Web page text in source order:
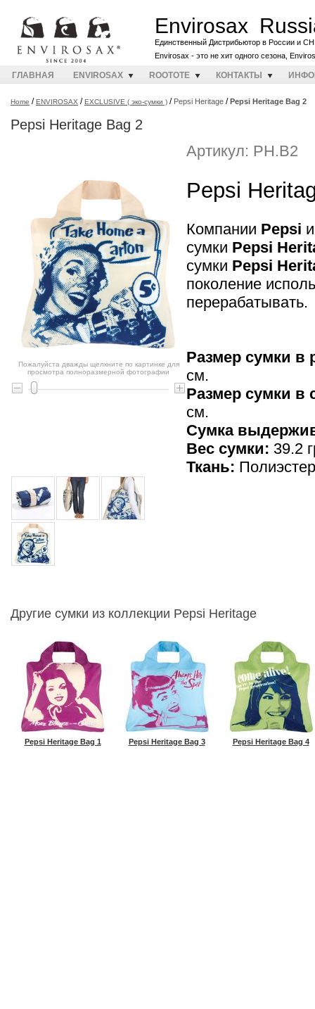
Envirosax
Единственный Дистрибьютор в России и
Envirosax - это не хит одного сезона,
ГЛАВНАЯ ENVIROSAX ROOTOTE КОНТАКТЫ
Home /ENVIROSAX /EXCLUSIVE ( эко-сумки ) / Pepsi Heritage /Pepsi Heritage Bag 2
Pepsi Heritage Bag 2
Пожалуйста дважды щелкните по картинке для
просмотра полноразмерной фотографии
Артикул: PH.B2
Pepsi
Компании Pepsi
сумки Pepsi
сумки Pepsi
поколение
перерабатывать.
Размер сумки в
см.
Размер сумки
см.
Cумка
Вес сумки: 39.2
Ткань: Полиэстер
Другие сумки из коллекции Pepsi Heritage
Pepsi Heritage Bag 1 Pepsi Heritage Bag 3 Pepsi Heritage Bag 4